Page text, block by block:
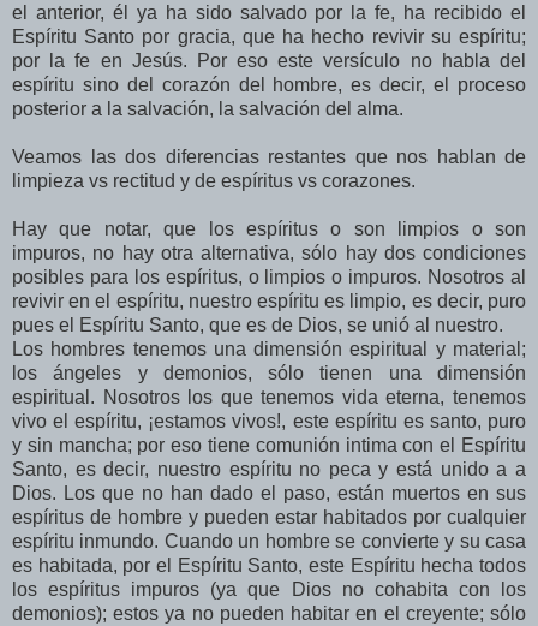
el anterior, él ya ha sido salvado por la fe, ha recibido el
Espíritu Santo por gracia, que ha hecho revivir su espíritu;
por la fe en Jesús. Por eso este versículo no habla del
espíritu sino del corazón del hombre, es decir, el proceso
posterior a la salvación, la salvación del alma.
Veamos las dos diferencias restantes que nos hablan de
limpieza vs rectitud y de espíritus vs corazones.
Hay que notar, que los espíritus o son limpios o son
impuros, no hay otra alternativa, sólo hay dos condiciones
posibles para los espíritus, o limpios o impuros. Nosotros al
revivir en el espíritu, nuestro espíritu es limpio, es decir, puro
pues el Espíritu Santo, que es de Dios, se unió al nuestro.
Los hombres tenemos una dimensión espiritual y material;
los ángeles y demonios, sólo tienen una dimensión
espiritual. Nosotros los que tenemos vida eterna, tenemos
vivo el espíritu, ¡estamos vivos!, este espíritu es santo, puro
y sin mancha; por eso tiene comunión intima con el Espíritu
Santo, es decir, nuestro espíritu no peca y está unido a a
Dios. Los que no han dado el paso, están muertos en sus
espíritus de hombre y pueden estar habitados por cualquier
espíritu inmundo. Cuando un hombre se convierte y su casa
es habitada, por el Espíritu Santo, este Espíritu hecha todos
los espíritus impuros (ya que Dios no cohabita con los
demonios); estos ya no pueden habitar en el creyente; sólo